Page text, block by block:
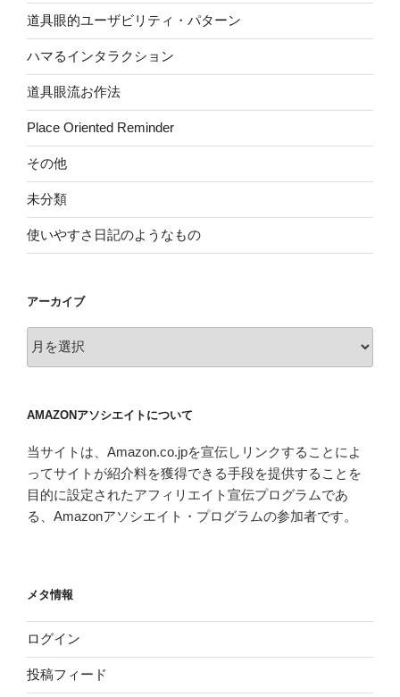
道具眼的ユーザビリティ・パターン
ハマるインタラクション
道具眼流お作法
Place Oriented Reminder
その他
未分類
使いやすさ日記のようなもの
アーカイブ
ー
ブ
AMAZONアソシエイトについて
当サイトは、Amazon.co.jpを宣伝しリンクすることによ
ってサイトが紹介料を獲得できる手段を提供することを
目的に設定されたアフィリエイト宣伝プログラムであ
る、Amazonアソシエイト・プログラムの参加者です。
メタ情報
ログイン
投稿フィード